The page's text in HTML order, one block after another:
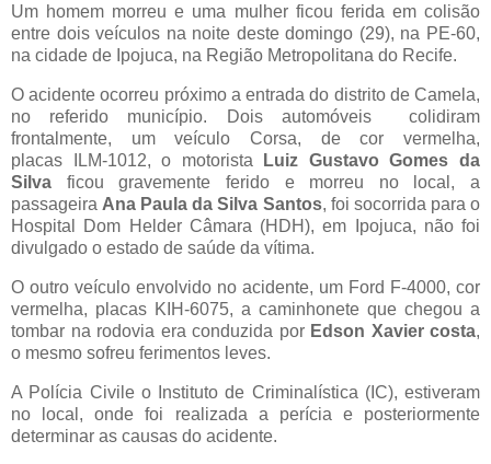
Um homem morreu e uma mulher ficou ferida em colisão
entre dois veículos na noite deste domingo (29), na PE-60,
na cidade de Ipojuca, na Região Metropolitana do Recife.
O acidente ocorreu próximo a entrada do distrito de Camela,
no referido município. Dois automóveis colidiram
frontalmente, um veículo Corsa, de cor vermelha,
placas ILM-1012, o motorista
Luiz Gustavo Gomes da
Silva ficou gravemente ferido e morreu no local, a
passageira Ana Paula da Silva Santos, foi socorrida para o
Hospital Dom Helder Câmara (HDH), em Ipojuca, não foi
divulgado o estado de saúde da vítima.
O outro veículo envolvido no acidente, um Ford F-4000, cor
vermelha, placas KIH-6075, a caminhonete que chegou a
tombar na rodovia era conduzida por Edson Xavier costa,
o mesmo sofreu ferimentos leves.
A Polícia Civile o Instituto de Criminalística (IC), estiveram
no local, onde foi realizada a perícia e posteriormente
determinar as causas do acidente.